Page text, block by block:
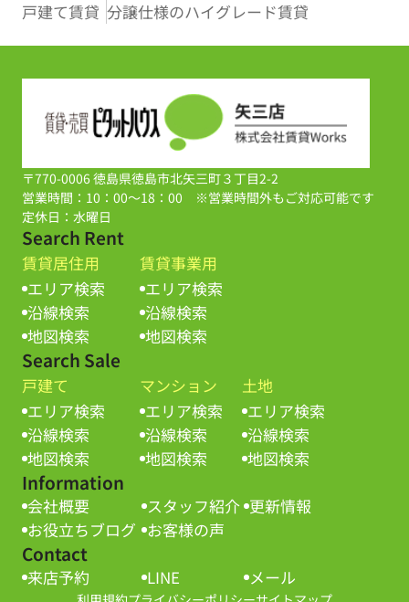
戸建て賃貸 分譲仕様のハイグレード賃貸
〒770-0006 徳島県徳島市北矢三町３丁目2-2
営業時間：10：00～18：00 ※営業時間外もご対応可能です
定休日：水曜日
Search Rent
賃貸居住用
エリア検索
沿線検索
地図検索
賃貸事業用
エリア検索
沿線検索
地図検索
Search Sale
戸建て
エリア検索
沿線検索
地図検索
マンション
エリア検索
沿線検索
地図検索
土地
エリア検索
沿線検索
地図検索
Information
会社概要 スタッフ紹介 更新情報
お役立ちブログ お客様の声
Contact
来店予約 LINE メール